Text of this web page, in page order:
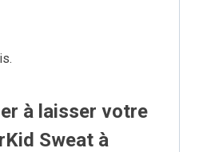
à laisser votre
Sweat à